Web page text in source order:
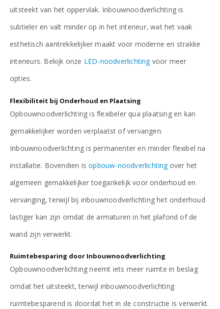
uitsteekt van het oppervlak. Inbouwnoodverlichting is
subtieler en valt minder op in het interieur, wat het vaak
esthetisch aantrekkelijker maakt voor moderne en strakke
interieurs. Bekijk onze LED-noodverlichtingvoor meer
opties.
Flexibiliteit bij Onderhoud en Plaatsing
Opbouwnoodverlichting is flexibeler qua plaatsing en kan
gemakkelijker worden verplaatst of vervangen.
Inbouwnoodverlichting is permanenter en minder flexibel na
installatie. Bovendien isopbouw-noodverlichtingover het
algemeen gemakkelijker toegankelijk voor onderhoud en
vervanging, terwijl bij inbouwnoodverlichting het onderhoud
lastiger kan zijn omdat de armaturen in het plafond of de
wand zijn verwerkt.
Ruimtebesparing door Inbouwnoodverlichting
Opbouwnoodverlichting neemt iets meer ruimte in beslag
omdat het uitsteekt, terwijl inbouwnoodverlichting
ruimtebesparend is doordat het in de constructie is verwerkt.